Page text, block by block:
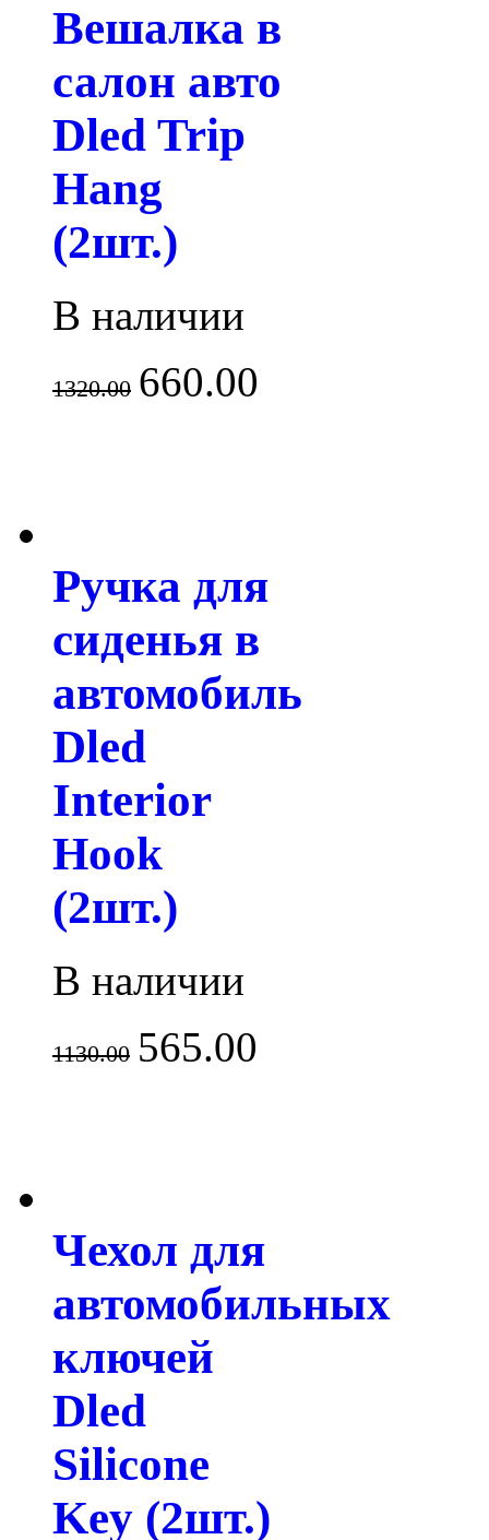
Вешалка в
салон авто
Dled Trip
Hang
(2шт.)
В наличии
1320.00 660.00
Ручка для
сиденья в
автомобиль
Dled
Interior
Hook
(2шт.)
В наличии
1130.00 565.00
Чехол для
автомобильных
ключей
Dled
Silicone
Key (2шт.)